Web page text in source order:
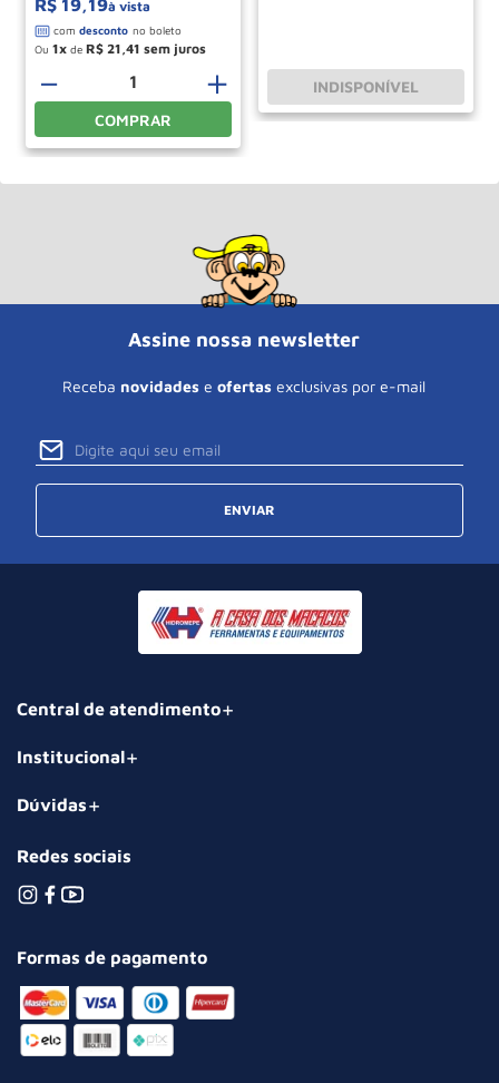
R$ 19,19à vista
Ou 1 de R$ 21 41
＋
－
COMPRAR
INDISPONÍVEL
Assine nossa newsletter
Receba novidades e ofertas exclusivas por e-mail
ENVIAR
Central de atendimento
Institucional
Dúvidas
Redes sociais
Formas de pagamento